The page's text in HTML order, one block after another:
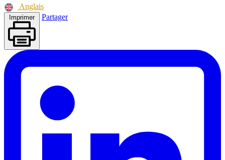
Anglais
Imprimer Partager